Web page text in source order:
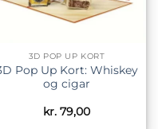
3D POP UP KORT
Pop Up Kort: Whiskey
og cigar
kr. 79,00